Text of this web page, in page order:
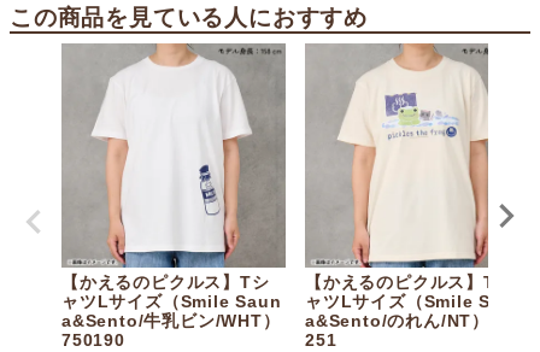
この商品を見ている人におすすめ
【かえるのピクルス】Tシ
ャツLサイズ（Smile Saun
a&Sento/牛乳ビン/WHT）
750190
【かえるのピクルス】Tシ
ャツLサイズ（Smile Saun
a&Sento/のれん/NT）750
251